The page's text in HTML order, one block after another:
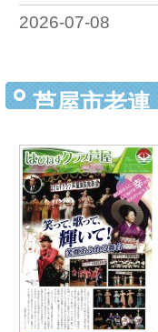
2026-07-08
芦屋市老連